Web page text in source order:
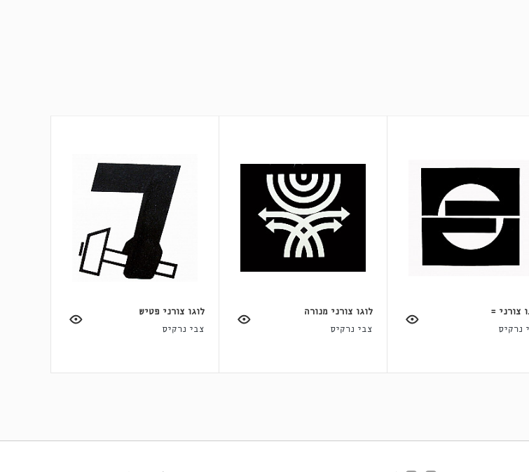
צורני =
נרקיס
לוגו צורני מנורה
צבי נרקיס
לוגו צורני פטיש
צבי נרקיס